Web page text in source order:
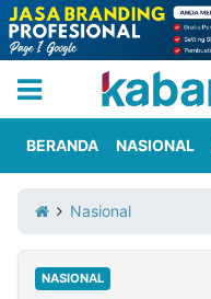
Iklan
Berita
Kami
BERANDA NASIONAL
Nasional
NASIONAL